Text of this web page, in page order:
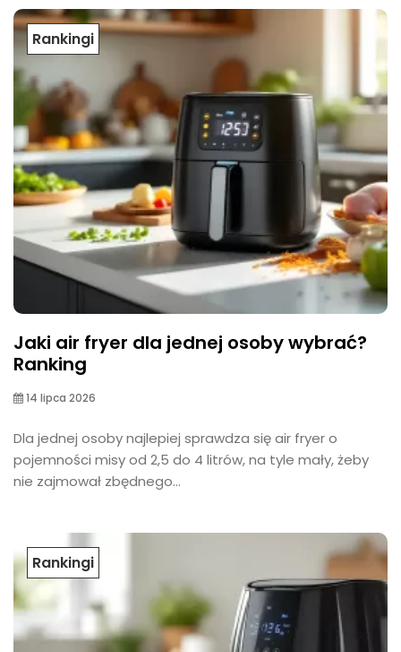
Rankingi
Jaki air fryer dla jednej osoby wybrać?
Ranking
14 lipca 2026
Dla jednej osoby najlepiej sprawdza się air fryer o
pojemności misy od 2,5 do 4 litrów, na tyle mały, żeby
nie zajmował zbędnego...
Rankingi